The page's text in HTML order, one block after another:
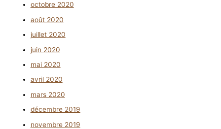
octobre 2020
août 2020
juillet 2020
juin 2020
mai 2020
avril 2020
mars 2020
décembre 2019
novembre 2019